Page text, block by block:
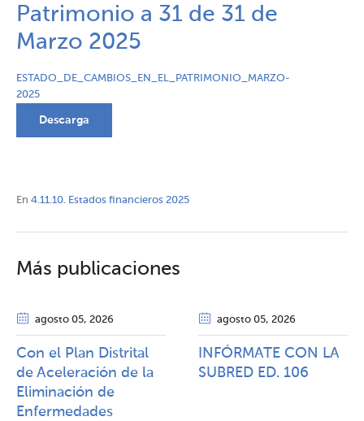
Patrimonio a 31 de 31 de
Marzo 2025
ESTADO_DE_CAMBIOS_EN_EL_PATRIMONIO_MARZO-
2025
Descarga
En 4.11.10. Estados financieros 2025
Más publicaciones
agosto 05, 2026
Con el Plan Distrital
de Aceleración de la
Eliminación de
Enfermedades
agosto 05, 2026
INFÓRMATE CON LA
SUBRED ED. 106